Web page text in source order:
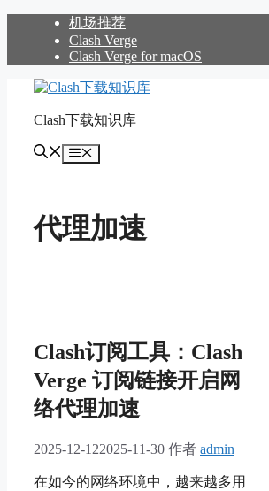
机场推荐
Clash Verge
Clash Verge for macOS
Clash下载知识库
菜
代理加速
Clash订阅工具：Clash
Verge 订阅链接开启网
络代理加速
2025-12-122025-11-30 作者 admin
在如今的网络环境中，越来越多用